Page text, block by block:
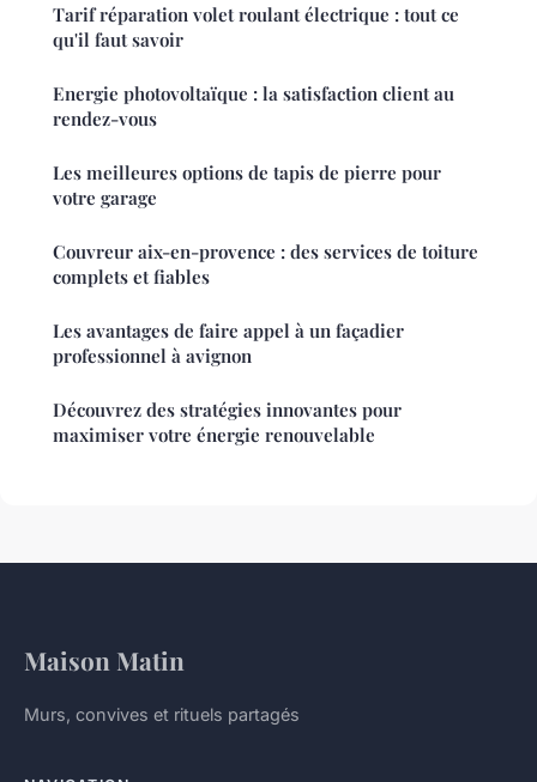
Tarif réparation volet roulant électrique : tout ce
qu'il faut savoir
Energie photovoltaïque : la satisfaction client au
rendez-vous
Les meilleures options de tapis de pierre pour
votre garage
Couvreur aix-en-provence : des services de toiture
complets et fiables
Les avantages de faire appel à un façadier
professionnel à avignon
Découvrez des stratégies innovantes pour
maximiser votre énergie renouvelable
Maison Matin
Murs, convives et rituels partagés